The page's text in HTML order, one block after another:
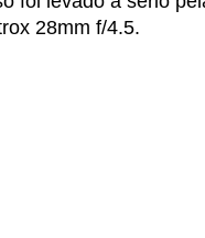
28mm f/4.5.